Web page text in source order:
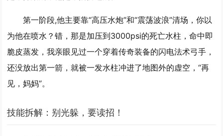
第一阶段,他主要靠“高压水炮”和“震荡波浪”清场，你以
为他在喷水？错，那是加压到3000psi的死亡水柱，命中即
脆皮蒸发，我亲眼见过一个穿着传奇装备的闪电法术弓手，
还没放出第一箭，就被一发水柱冲进了地图外的虚空，“再
见，妈妈”。
技能拆解：别光躲，要读招！